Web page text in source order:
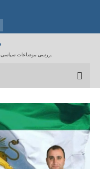
بررسی موضاعات سیاسی-
خانه
انجمن انار
مقالات
برنامه ها